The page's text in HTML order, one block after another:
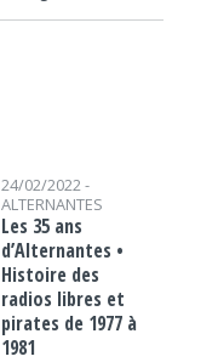
24/02/2022 -
ALTERNANTES
Les 35 ans
d’Alternantes •
Histoire des
radios libres et
pirates de 1977 à
1981